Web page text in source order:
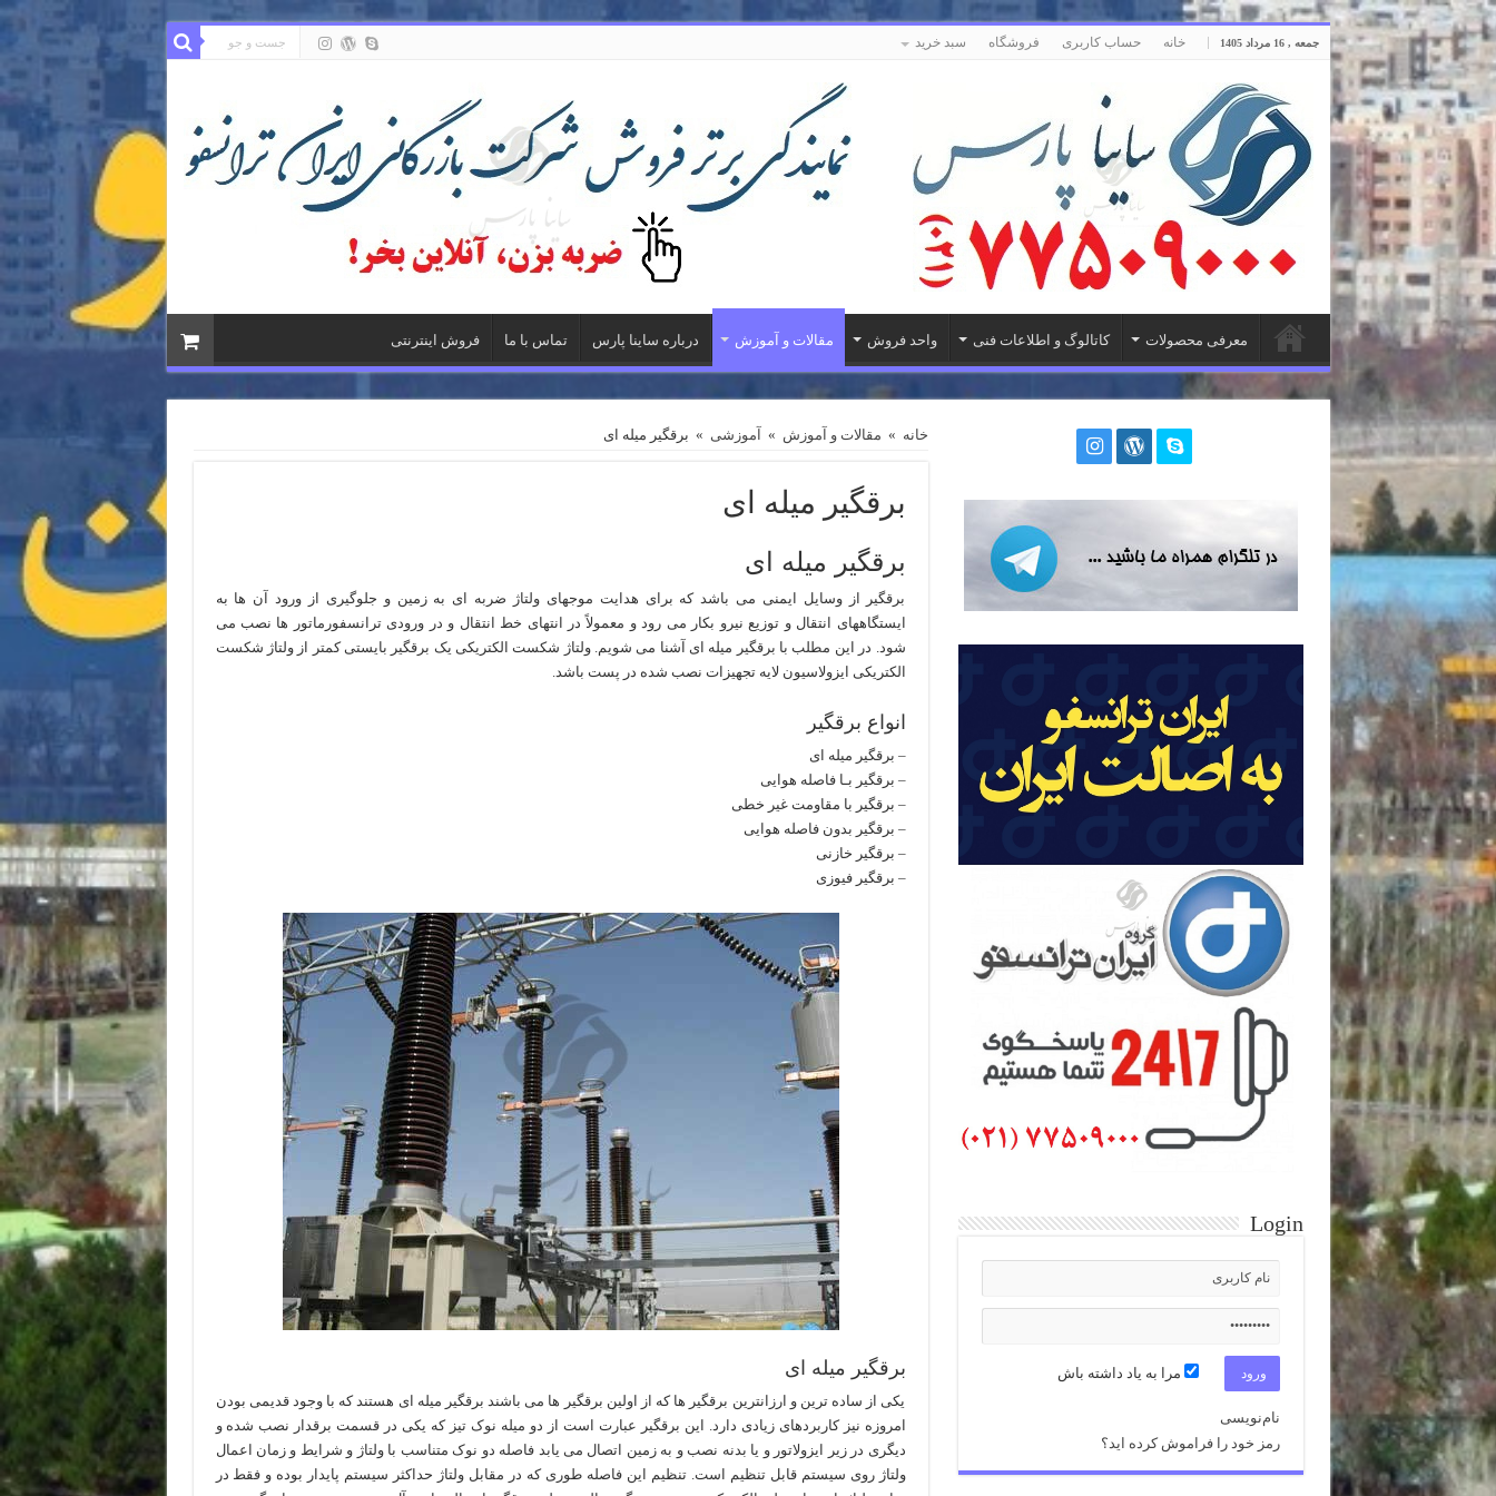
جمعه , 16 مرداد 1405 خانه حساب کاربری فروشگاه سبد خرید
معرفی محصولات کاتالوگ و اطلاعات فنی واحد فروش مقالات و آموزش درباره ساینا پارس تماس با ما فروش اینترنتی
خانه » مقالات و آموزش » آموزشی » برقگیر میله ای
برقگیر میله ای
برقگیر میله ای
برقگیر از وسایل ایمنی می باشد که برای هدایت موجهای ولتاژ ضربه ای به زمین و جلوگیری از ورود آن ها به
ایستگاههای انتقال و توزیع نیرو بکار می رود و معمولاً در انتهای خط انتقال و در ورودی ترانسفورماتور ها نصب می
شود. در این مطلب با برقگیر میله ای آشنا می شویم. ولتاژ شکست الکتریکی یک برقگیر بایستی کمتر از ولتاژ شکست
الکتریکی ایزولاسیون لایه تجهیزات نصب شده در پست باشد.
انواع برقگیر
– برقگیر میله ای
– برقگیر بـا فاصله هوایی
– برقگیر با مقاومت غیر خطی
– برقگیر بدون فاصله هوایی
– برقگیر خازنی
– برقگیر فیوزی
برقگیر میله ای
یکی از ساده ترین و ارزانترین برقگیر ها که از اولین برقگیر ها می باشند برقگیر میله ای هستند که با وجود قدیمی بودن
امروزه نیز کاربردهای زیادی دارد. این برقگیر عبارت است از دو میله نوک تیز که یکی در قسمت برقدار نصب شده و
دیگری در زیر ایزولاتور و یا بدنه نصب و به زمین اتصال می یابد فاصله دو نوک متناسب با ولتاژ و شرایط و زمان اعمال
ولتاژ روی سیستم قابل تنظیم است. تنظیم این فاصله طوری که در مقابل ولتاژ حداکثر سیستم پایدار بوده و فقط در
Login
مرا به یاد داشته باش
نام‌نویسی
رمز خود را فراموش کرده اید؟